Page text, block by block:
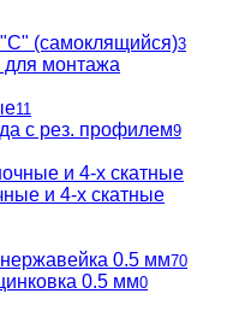
(самоклящийся)3
монтажа
11
с рез. профилем9
и 4-х скатные
0.5 мм70
0.5 мм0